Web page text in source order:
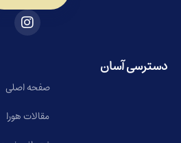
دسترسی آسان
صفحه اصلی
مقالات هورا